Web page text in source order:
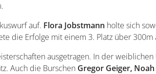
auf. Flora Jobstmann holte sich
die Erfolge mit einem 3. Platz über 300m
ausgetragen. In der
Auch die Burschen Gregor Geiger,